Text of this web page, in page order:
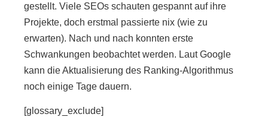
gestellt. Viele SEOs schauten gespannt auf ihre
Projekte, doch erstmal passierte nix (wie zu
erwarten). Nach und nach konnten erste
Schwankungen beobachtet werden. Laut Google
kann die Aktualisierung des Ranking-Algorithmus
noch einige Tage dauern.
[glossary_exclude]